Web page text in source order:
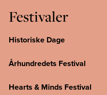
Festivaler
Historiske Dage
Århundredets Festival
Hearts & Minds Festival